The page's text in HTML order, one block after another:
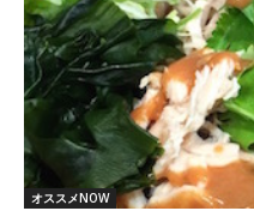
オススメNOW